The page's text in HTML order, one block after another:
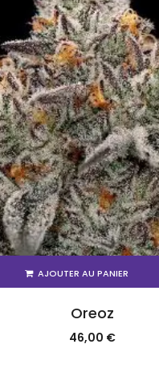
AJOUTER AU PANIER
Oreoz
46,00 €